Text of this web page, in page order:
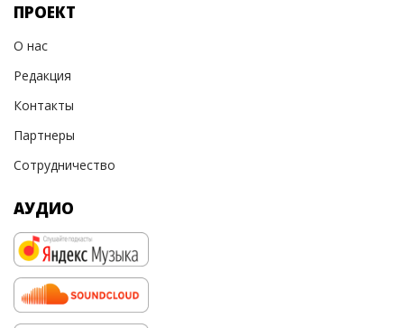
ПРОЕКТ
О нас
Редакция
Контакты
Партнеры
Сотрудничество
АУДИО